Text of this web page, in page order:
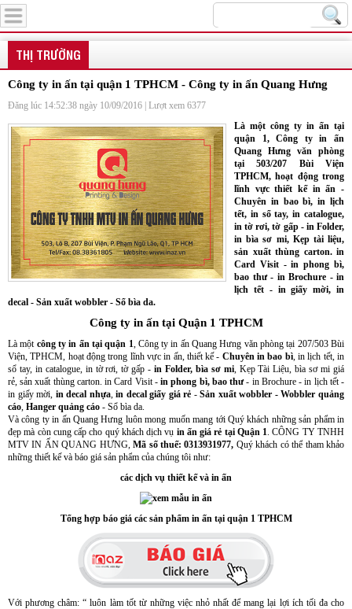
Menu
THỊ TRƯỜNG
Công ty in ấn tại quận 1 TPHCM - Công ty in ấn Quang Hưng
Đăng lúc 14:52:38 ngày 10/09/2016 | Lượt xem 6377
Là một công ty in ấn tại
quận 1, Công ty in ấn
Quang Hưng văn phòng
tại 503/207 Bùi Viện
TPHCM, hoạt động trong
lĩnh vực thiết kế in ấn -
Chuyên in bao bì, in lịch
tết, in sổ tay, in catalogue,
in tờ rơi, tờ gấp - in Folder,
in bìa sơ mi, Kẹp tài liệu,
sản xuất thùng carton. in
Card Visit - in phong bì,
bao thư - in Brochure - in
lịch tết - in giấy mời, in
decal - Sản xuất wobbler - Sổ bìa da.
Công ty in ấn tại Quận 1 TPHCM
Là một công ty in ấn tại quận 1, Công ty in ấn Quang Hưng văn phòng tại 207/503 Bùi
Viện, TPHCM, hoạt động trong lĩnh vực in ấn, thiết kế - Chuyên in bao bì, in lịch tết, in
sổ tay, in catalogue, in tờ rơi, tờ gấp -in Folder, bìa sơ mi, Kẹp Tài Liệu, bìa sơ mi giá
rẻ, sản xuất thùng carton. in Card Visit -in phong bì, bao thư- in Brochure - in lịch tết -
in giấy mời, in decal nhựa,in decal giấy giá rẻ -Sản xuất wobbler - Wobbler quảng
cáo, Hanger quảng cáo - Sổ bìa da.
Và công ty in ấn Quang Hưng luôn mong muốn mang tới Quý khách những sản phẩm in
đẹp mà còn cung cấp cho quý khách dịch vụ in ấn giá rẻ tại Quận 1. CÔNG TY TNHH
MTV IN ẤN QUANG HƯNG,Mã số thuế: 0313931977, Quý khách có thể tham khảo
những thiết kế và báo giá sản phẩm của chúng tôi như:
các dịch vụ thiết kế và in ấn
Tổng hợp báo giá các sản phẩm in ấn tại quận 1 TPHCM
Với phương châm: “ luôn làm tốt từ những việc nhỏ nhất để mang lại lợi ích tối đa cho